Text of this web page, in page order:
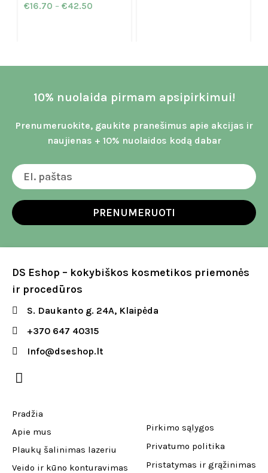
€16.70 – €42.50
10% nuolaida pirmam apsipirkimui!
Prenumeruokite, gaukite pranešimus apie akcijas ir
naujienas + 10% nuolaidos kodą dabar
PRENUMERUOTI
DS Eshop – kokybiškos kosmetikos priemonės
ir procedūros
S. Daukanto g. 24A, Klaipėda
+370 647 40315
Info@dseshop.lt
Pradžia
Apie mus
Plaukų šalinimas lazeriu
Veido ir kūno konturavimas
Pirkimo sąlygos
Privatumo politika
Pristatymas ir grąžinimas